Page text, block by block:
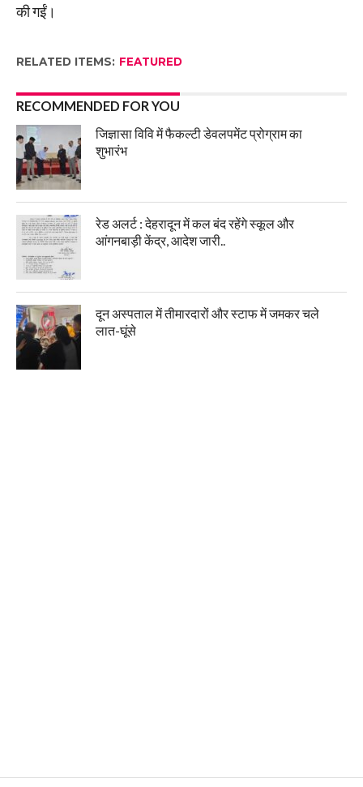
की गईं।
RELATED ITEMS: FEATURED
RECOMMENDED FOR YOU
जिज्ञासा विवि में फैकल्टी डेवलपमेंट प्रोग्राम का
शुभारंभ
रेड अलर्ट : देहरादून में कल बंद रहेंगे स्कूल और
आंगनबाड़ी केंद्र, आदेश जारी..
दून अस्पताल में तीमारदारों और स्टाफ में जमकर चले
लात-घूंसे